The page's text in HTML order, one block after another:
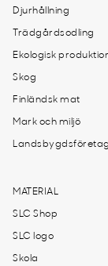
Djurhållning
Trädgårdsodling
Ekologisk
Skog
Finländsk mat
Mark och miljö
Landsbygdsföretag
MATERIAL
SLC Shop
SLC logo
Skola